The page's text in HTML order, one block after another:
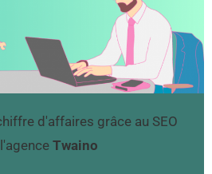
d'affaires grâce au SEO
Twaino